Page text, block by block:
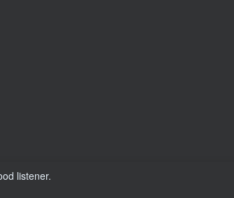
listener.